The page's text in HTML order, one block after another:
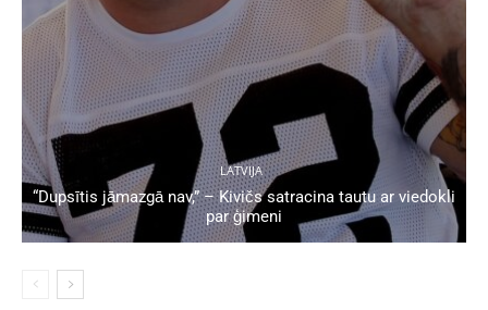
LATVIJA
“Dupsītis jāmazgā nav,” – Kivičs satracina tautu ar viedokli
par ģimeni